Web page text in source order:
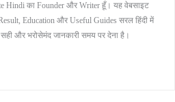
Hindi का Founder और Writer हूँ। यह वेबसाइट
Education और Useful Guides सरल हिंदी में
सही और भरोसेमंद जानकारी समय पर देना है।